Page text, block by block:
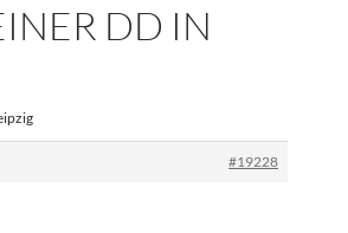
DD IN
#19228